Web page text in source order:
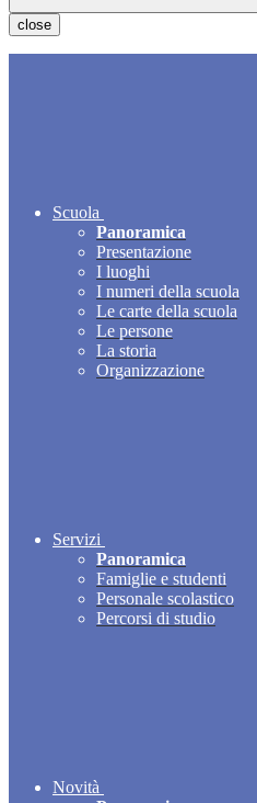
close
Scuola
Panoramica
Presentazione
I luoghi
I numeri della scuola
Le carte della scuola
Le persone
La storia
Organizzazione
Servizi
Panoramica
Famiglie e studenti
Personale scolastico
Percorsi di studio
Novità